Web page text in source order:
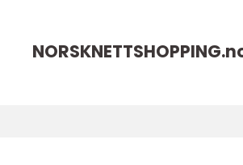
NORSKNETTSHOPPING.